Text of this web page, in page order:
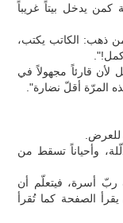
كمن يدخل بيتاً غريباً
ذهب: الكاتب يكتب،
لأن قارئاً مجهولاً في
المرّة أقلّ نضارة".
للعرض.
وأحياناً تسقط من
ربّ أسرة، فيتعلّم أن
الصفحة كما تُقرأ